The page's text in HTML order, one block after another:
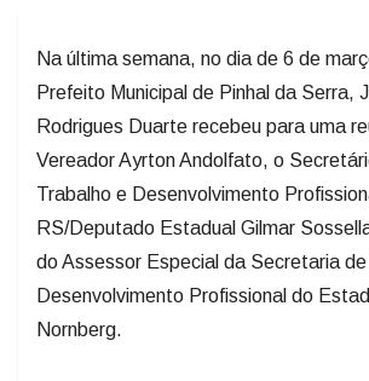
Na última semana, no dia de 6 de
Prefeito Municipal de Pinhal da Serra,
Rodrigues Duarte recebeu para uma
Vereador Ayrton Andolfato, o
Trabalho e Desenvolvimento
RS/Deputado Estadual Gilmar
do Assessor Especial da Secretaria
Desenvolvimento Profissional do
Nornberg.